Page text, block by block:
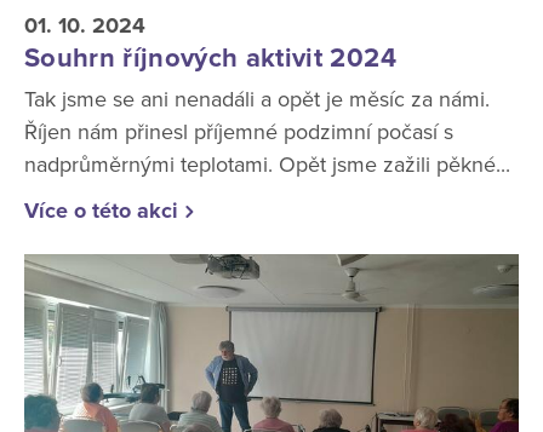
01. 10. 2024
Souhrn říjnových aktivit 2024
Tak jsme se ani nenadáli a opět je měsíc za námi.
Říjen nám přinesl příjemné podzimní počasí s
nadprůměrnými teplotami. Opět jsme zažili pěkné...
Více o této akci